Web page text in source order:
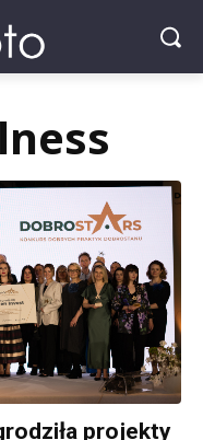
projekty